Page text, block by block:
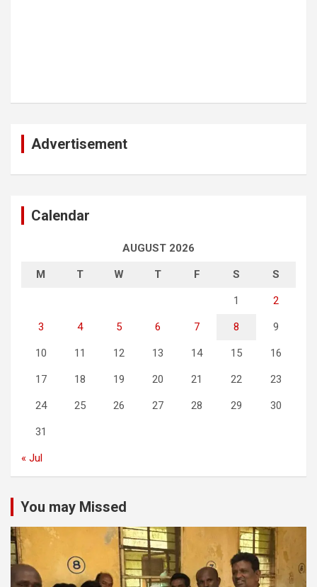
Advertisement
Calendar
AUGUST 2026
M T W T F S S
1 2
3 4 5 6 7 8 9
10 11 12 13 14 15 16
17 18 19 20 21 22 23
24 25 26 27 28 29 30
31
« Jul
You may Missed